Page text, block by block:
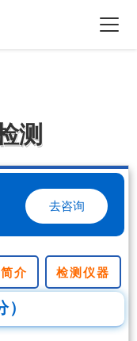
测
去咨询
介 检测仪器